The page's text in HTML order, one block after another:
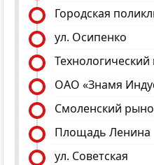
Городская
ул. Осипенко
ОАО «Знамя
Смоленский
Площадь Ленина
ул. Советская